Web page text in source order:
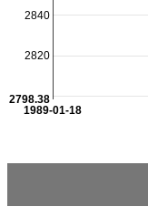
1989-01-18
2820
2840
2798.38